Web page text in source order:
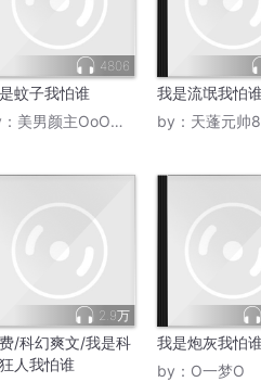
4806
蚊子我怕谁
美男颜主OoO摩天轮
我是流氓我怕
by： 天蓬元帅8
2.9万
/科幻爽文/我是科
人我怕谁
我是炮灰我怕
by： O一梦O